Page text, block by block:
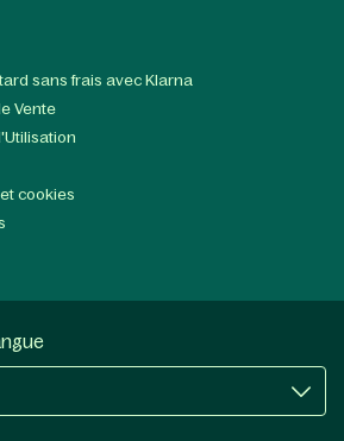
sans frais avec Klarna
Vente
cookies